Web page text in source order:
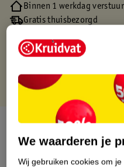
Binnen 1 werkdag
Gratis thuisbezorgd
Gratis punten met je
Over dit product
Productinformatie
We waarderen je
Wij gebruiken cookies om